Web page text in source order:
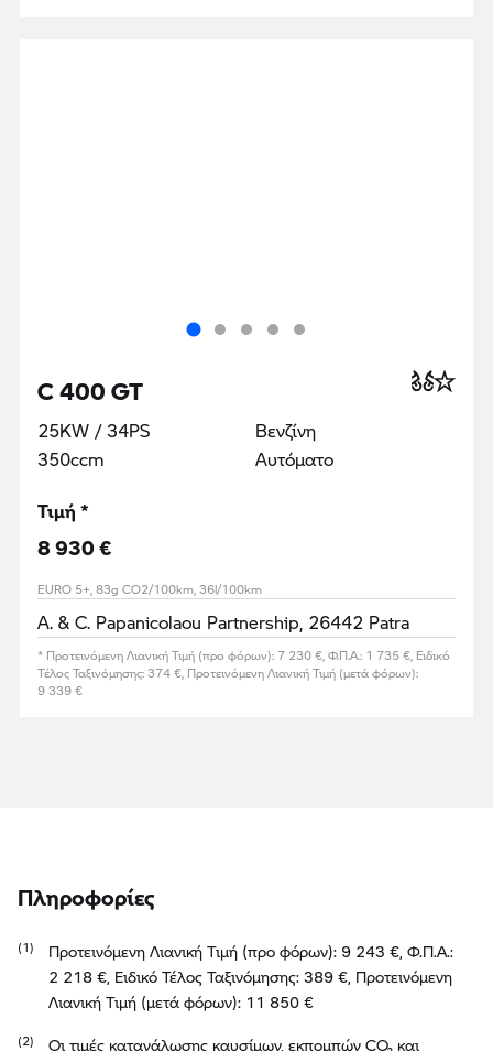
C 400 GT
25KW / 34PS
350ccm
Βενζίνη
Αυτόματο
Τιμή *
8 930 €
EURO 5+, 83g CO2/100km, 36l/100km
A. & C. Papanicolaou Partnership, 26442 Patra
* Προτεινόμενη Λιανική Τιμή (προ φόρων): 7 230 €, Φ.Π.Α.: 1 735 €, Ειδικό
Τέλος Ταξινόμησης: 374 €, Προτεινόμενη Λιανική Τιμή (μετά φόρων):
9 339 €
Πληροφορίες
Προτεινόμενη Λιανική Τιμή (προ φόρων): 9 243 €, Φ.Π.Α.:
2 218 €, Ειδικό Τέλος Ταξινόμησης: 389 €, Προτεινόμενη
Λιανική Τιμή (μετά φόρων): 11 850 €
Οι τιμές κατανάλωσης καυσίμων, εκπομπών CO₂ και